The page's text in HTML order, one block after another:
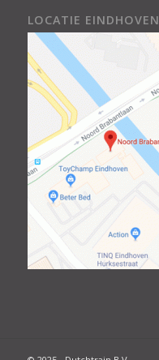
LOCATIE EINDHOVEN